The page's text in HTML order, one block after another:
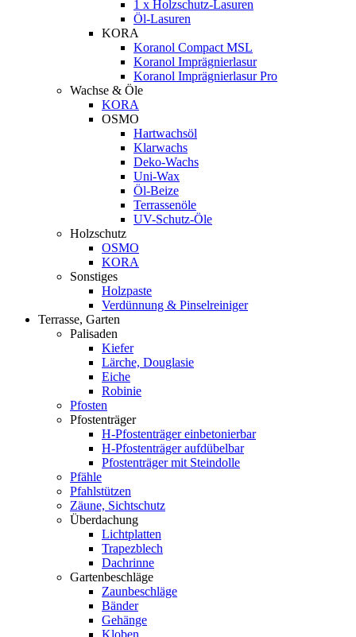
1 x Holzschutz-Lasuren
Öl-Lasuren
KORA
Koranol Compact MSL
Koranol Imprägnierlasur
Koranol Imprägnierlasur Pro
Wachse & Öle
KORA
OSMO
Hartwachsöl
Klarwachs
Deko-Wachs
Uni-Wax
Öl-Beize
Terrassenöle
UV-Schutz-Öle
Holzschutz
OSMO
KORA
Sonstiges
Holzpaste
Verdünnung & Pinselreiniger
Terrasse, Garten
Palisaden
Kiefer
Lärche, Douglasie
Eiche
Robinie
Pfosten
Pfostenträger
H-Pfostenträger einbetonierbar
H-Pfostenträger aufdübelbar
Pfostenträger mit Steindolle
Pfähle
Pfahlstützen
Zäune, Sichtschutz
Überdachung
Lichtplatten
Trapezblech
Dachrinne
Gartenbeschläge
Zaunbeschläge
Bänder
Gehänge
Kloben